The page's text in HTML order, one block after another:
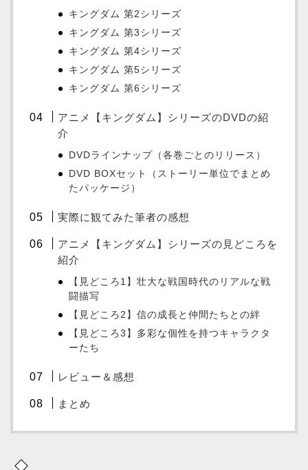
キングダム 第2シリーズ
キングダム 第3シリーズ
キングダム 第4シリーズ
キングダム 第5シリーズ
キングダム 第6シリーズ
アニメ【キングダム】シリーズのDVDの紹
介
DVDラインナップ（各巻ごとのリリース）
DVD BOXセット（ストーリー単位でまとめ
たパッケージ）
実際に観てみた筆者の感想
アニメ【キングダム】シリーズの見どころを
紹介
【見どころ1】壮大な戦国時代のリアルな戦
闘描写
【見どころ2】信の成長と仲間たちとの絆
【見どころ3】多彩な個性を持つキャラクタ
ーたち
レビュー＆感想
まとめ